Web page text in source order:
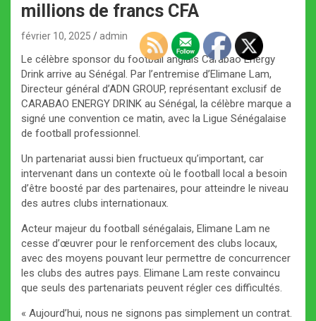
millions de francs CFA
février 10, 2025 admin
Le célèbre sponsor du football anglais Carabao Energy
Drink arrive au Sénégal. Par l’entremise d’Elimane Lam,
Directeur général d’ADN GROUP, représentant exclusif de
CARABAO ENERGY DRINK au Sénégal, la célèbre marque a
signé une convention ce matin, avec la Ligue Sénégalaise
de football professionnel.
Un partenariat aussi bien fructueux qu’important, car
intervenant dans un contexte où le football local a besoin
d’être boosté par des partenaires, pour atteindre le niveau
des autres clubs internationaux.
Acteur majeur du football sénégalais, Elimane Lam ne
cesse d’œuvrer pour le renforcement des clubs locaux,
avec des moyens pouvant leur permettre de concurrencer
les clubs des autres pays. Elimane Lam reste convaincu
que seuls des partenariats peuvent régler ces difficultés.
« Aujourd’hui, nous ne signons pas simplement un contrat.